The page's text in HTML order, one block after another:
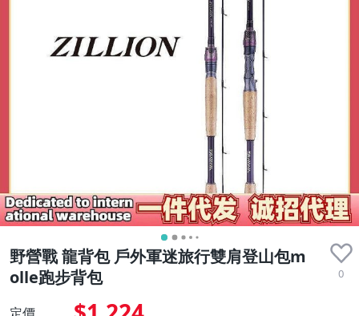
野營戰 龍背包 戶外軍迷旅行雙肩登山包m
olle跑步背包
0